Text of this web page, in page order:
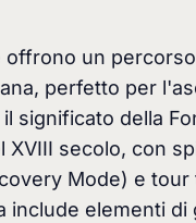
un
perfetto per
significato della
XVIII secolo, con
Mode) e
include elementi